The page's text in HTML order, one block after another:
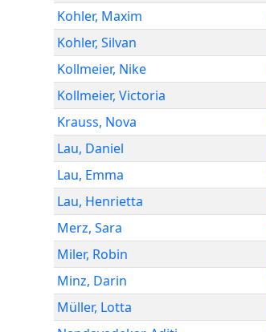
Kohler, Maxim
Kohler, Silvan
Kollmeier, Nike
Kollmeier, Victoria
Krauss, Nova
Lau, Daniel
Lau, Emma
Lau, Henrietta
Merz, Sara
Miler, Robin
Minz, Darin
Müller, Lotta